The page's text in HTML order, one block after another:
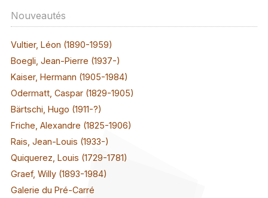
Nouveautés
Vultier, Léon (1890-1959)
Boegli, Jean-Pierre (1937-)
Kaiser, Hermann (1905-1984)
Odermatt, Caspar (1829-1905)
Bärtschi, Hugo (1911-?)
Friche, Alexandre (1825-1906)
Rais, Jean-Louis (1933-)
Quiquerez, Louis (1729-1781)
Graef, Willy (1893-1984)
Galerie du Pré-Carré